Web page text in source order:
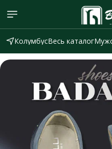
КолумбусВесь каталог